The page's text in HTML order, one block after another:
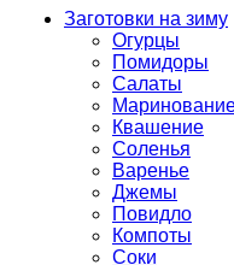
Заготовки на зиму
Огурцы
Помидоры
Салаты
Квашение
Соленья
Варенье
Джемы
Повидло
Компоты
Соки